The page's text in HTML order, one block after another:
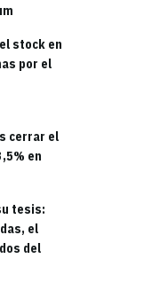
stock en
por el
cerrar el
en
tesis:
el
del